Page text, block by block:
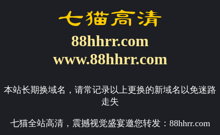
88hhrr.com
www.88hhrr.com
本站长期换域名，请常记录以上更换的新域名以免迷路
走失
七猫全站高清，震撼视觉盛宴邀您转发： 88hhrr.com